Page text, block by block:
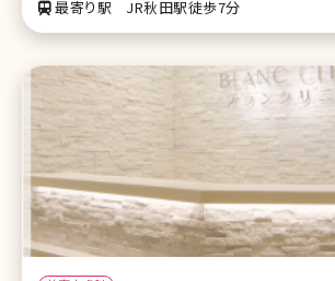
最寄り駅
JR秋田駅徒歩7分